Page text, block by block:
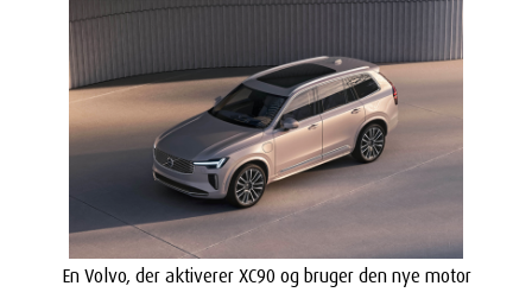
En Volvo, der aktiverer XC90 og bruger den nye motor